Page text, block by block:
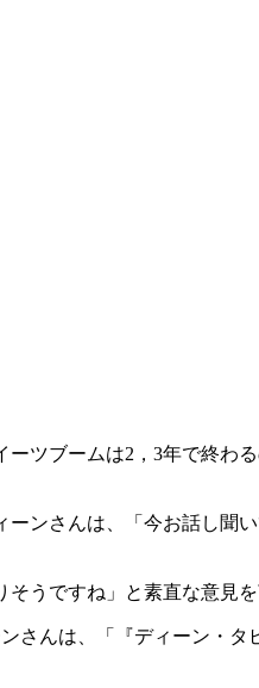
ツブームは2，3年で終わ
ンさんは、「今お話し聞
うですね」と素直な意見を
さんは、「『ディーン・